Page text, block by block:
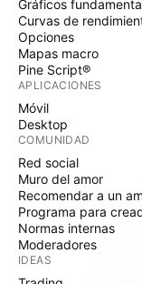
Gráficos
Curvas de
Opciones
Mapas macro
Pine Script®
APLICACIONES
Móvil
Desktop
COMUNIDAD
Red social
Muro del amor
Recomendar a un
Programa para
Normas internas
Moderadores
IDEAS